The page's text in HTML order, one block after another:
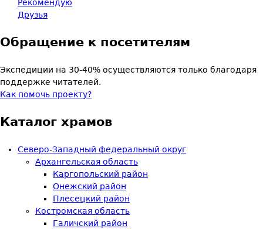
Рекомендую
Друзья
Обращение к посетителям
Экспедиции на 30-40% осуществляются только благодаря
поддержке читателей.
Как помочь проекту?
Каталог храмов
Северо-Западный федеральный округ
Архангельская область
Каргопольский район
Онежский район
Плесецкий район
Костромская область
Галичский район